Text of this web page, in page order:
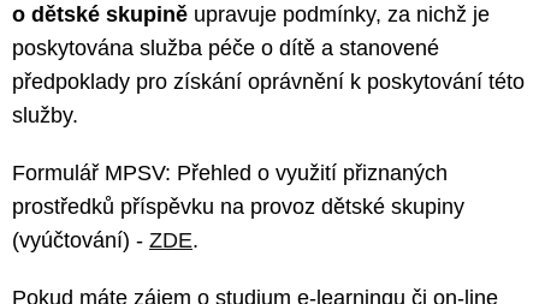
o dětské skupině upravuje podmínky, za nichž je
poskytována služba péče o dítě a stanovené
předpoklady pro získání oprávnění k poskytování této
služby.
Formulář MPSV: Přehled o využití přiznaných
prostředků příspěvku na provoz dětské skupiny
(vyúčtování) - ZDE.
Pokud máte zájem o studium e-learningu či on-line